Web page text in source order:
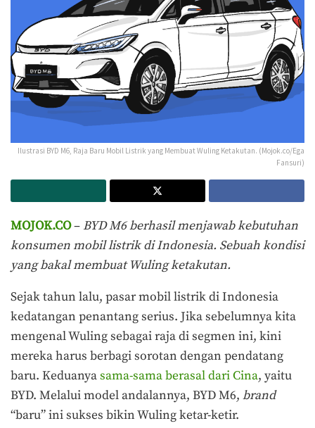
Ilustrasi BYD M6, Raja Baru Mobil Listrik yang Membuat Wuling Ketakutan. (Mojok.co/Ega
Fansuri)
MOJOK.CO– BYD M6 berhasil menjawab kebutuhan
konsumen mobil listrik di Indonesia. Sebuah kondisi
yang bakal membuat Wuling ketakutan.
Sejak tahun lalu, pasar mobil listrik di Indonesia
kedatangan penantang serius. Jika sebelumnya kita
mengenal Wuling sebagai raja di segmen ini, kini
mereka harus berbagi sorotan dengan pendatang
baru. Keduanyasama-sama berasal dari Cina, yaitu
BYD. Melalui model andalannya, BYD M6, brand
“baru” ini sukses bikin Wuling ketar-ketir.